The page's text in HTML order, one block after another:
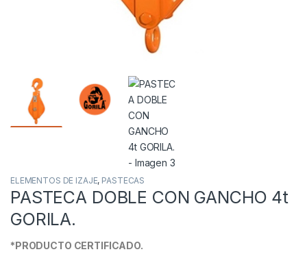
ELEMENTOS DE IZAJE, PASTECAS
PASTECA DOBLE CON GANCHO 4t
GORILA.
*PRODUCTO CERTIFICADO.